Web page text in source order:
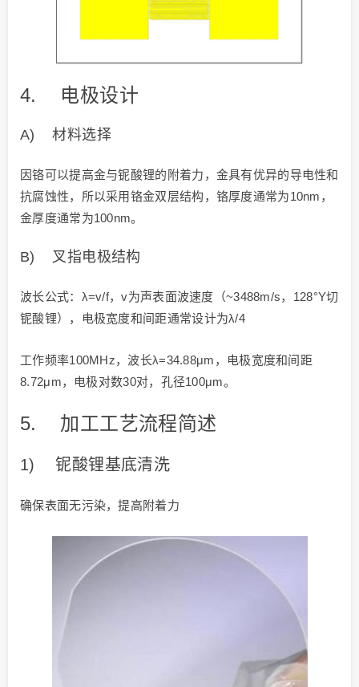
4. 电极设计
A) 材料选择
因铬可以提高金与铌酸锂的附着力，金具有优异的导电性和
抗腐蚀性，所以采用铬金双层结构，铬厚度通常为10nm，
金厚度通常为100nm。
B) 叉指电极结构
波长公式：λ=v/f，v为声表面波速度（~3488m/s，128°Y切
铌酸锂），电极宽度和间距通常设计为λ/4
工作频率100MHz，波长λ=34.88μm，电极宽度和间距
8.72μm，电极对数30对，孔径100μm。
5. 加工工艺流程简述
1) 铌酸锂基底清洗
确保表面无污染，提高附着力